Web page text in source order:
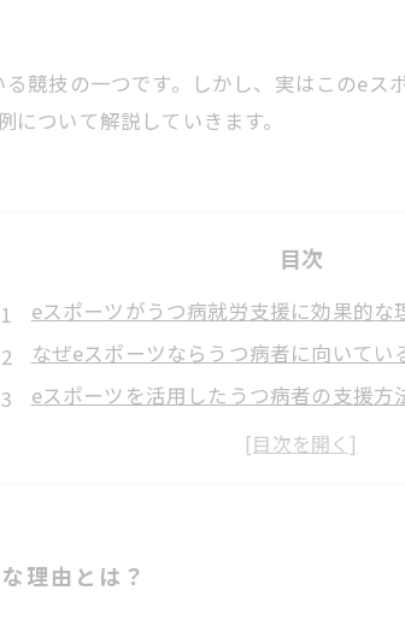
競技の一つです。しかし、実はこのe
ついて解説していきます。
目次
eスポーツがうつ病就労支援に効果的な
なぜeスポーツならうつ病者に向いてい
eスポーツを活用したうつ病者の支援方
eスポーツによるうつ病就労支援の具体
理由とは？